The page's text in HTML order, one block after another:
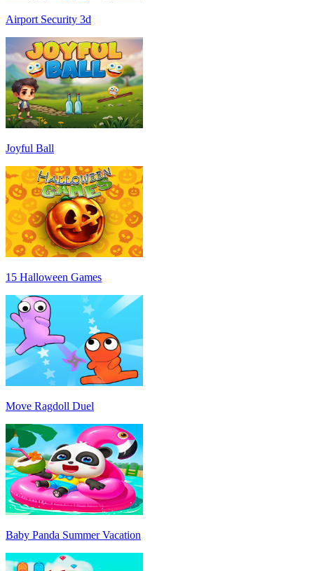
Airport Security 3d
Joyful Ball
15 Halloween Games
Move Ragdoll Duel
Baby Panda Summer Vacation